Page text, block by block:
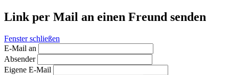
Link per Mail an einen Freund senden
Fenster schließen
E-Mail an
Absender
Eigene E-Mail